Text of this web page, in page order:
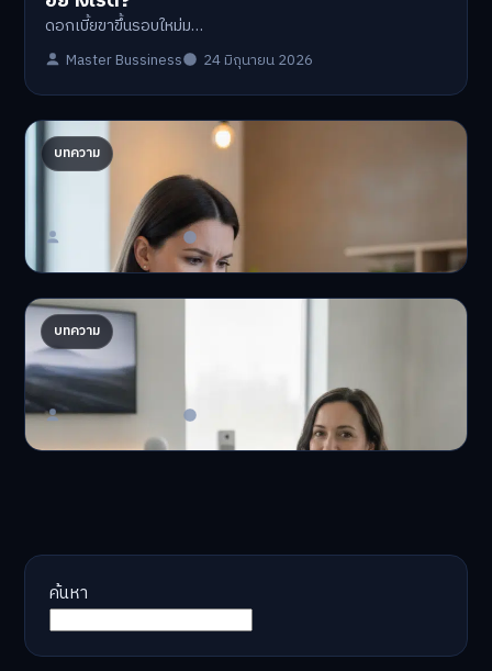
ดอกเบี้ยขาขึ้นรอบใหม่ม…
Master Bussiness 24 มิถุนายน 2026
บทความ
ปรับพอร์ตรับ ‘เงินดิจิทัล 2.0’ จัดสรรงบอย่างไรไม่
ให้พัง
'เงินดิจิทัล 2.0' มาแล…
Master Bussiness 23 มิถุนายน 2026
บทความ
AI จัดพอร์ตให้ปัง! เทรนด์ลงทุนยุคใหม่ ไม่ต้องเฝ้า
จอ
AI จัดพอร์ตให้ปัง! หมด…
Master Bussiness 23 มิถุนายน 2026
ค้นหา